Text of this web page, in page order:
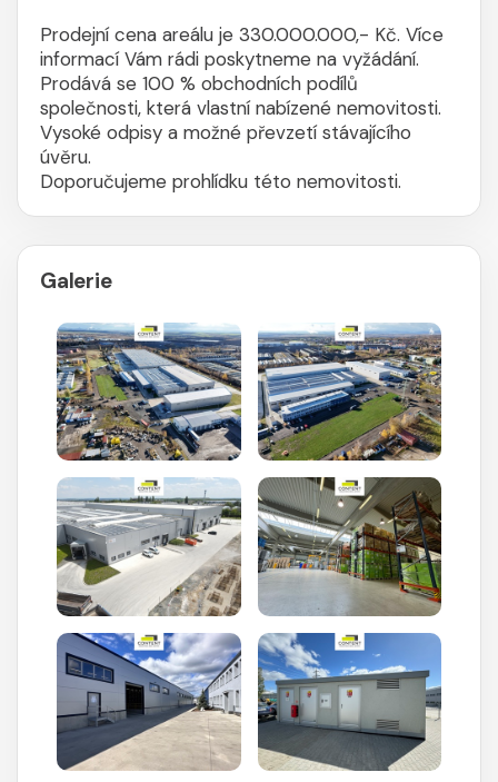
Prodejní cena areálu je 330.000.000,- Kč. Více
informací Vám rádi poskytneme na vyžádání.
Prodává se 100 % obchodních podílů
společnosti, která vlastní nabízené nemovitosti.
Vysoké odpisy a možné převzetí stávajícího
úvěru.
Doporučujeme prohlídku této nemovitosti.
Galerie